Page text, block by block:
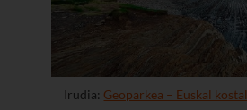
Irudia: Geoparkea – Euskal